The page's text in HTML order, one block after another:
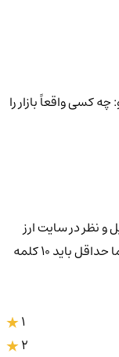
واقعاً بازار را
نظر در سایت ارز
دیجیتال رایگان هدیه بگیرید. نظر یا تحلیل شما حداقل باید ۱۰ کلمه